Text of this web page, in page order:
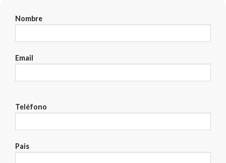
Nombre
Email
Teléfono
Pais